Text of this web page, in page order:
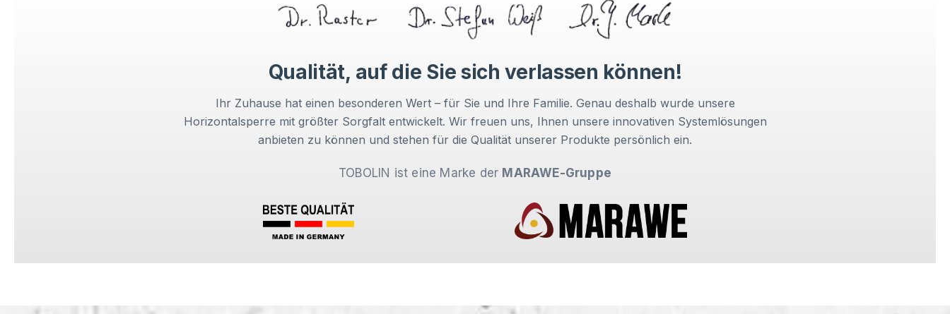
Qualität, auf die Sie sich verlassen können!
Ihr Zuhause hat einen besonderen Wert – für Sie und Ihre Familie. Genau deshalb wurde unsere
Horizontalsperre mit größter Sorgfalt entwickelt. Wir freuen uns, Ihnen unsere innovativen Systemlösungen
anbieten zu können und stehen für die Qualität unserer Produkte persönlich ein.
TOBOLIN ist eine Marke der MARAWE-Gruppe